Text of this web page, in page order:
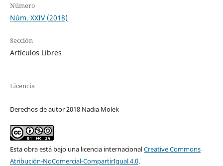
Número
Núm. XXIV (2018)
Sección
Artículos Libres
Licencia
Derechos de autor 2018 Nadia Molek
Esta obra está bajo una licencia internacionalCreative Commons
Atribución-NoComercial-CompartirIgual 4.0.